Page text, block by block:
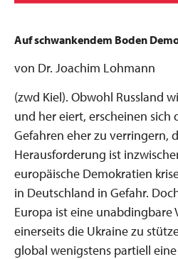
Auf schwankendem Boden
von Dr. Joachim Lohmann
(zwd Kiel). Obwohl Russland
und her eiert, erscheinen sich
Gefahren eher zu verringern,
Herausforderung ist
europäische Demokratien
in Deutschland in Gefahr.
Europa ist eine unabdingbare
einerseits die Ukraine zu
global wenigstens partiell